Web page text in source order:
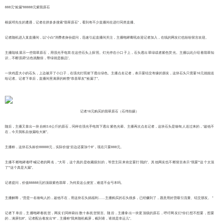
888元“捡漏”88888元紫翡原石
根据邓先生的遭遇，记者在拼多多搜索“翡翠原石”，看到有不少直播间在进行同类直播。
记者随机进入某直播间，以“小白”消费者身份提问，迅速引起直播间关注，主播咆哮嘶吼欢迎记者加入，在线的网友们也纷纷留言欢迎。
主播陆续展示一些翡翠原石，用强光手电筒在这些石头上探照。灯光停在小口子上，石头透出翠绿或者紫色荧光。主播以此介绍着翡翠知
识，不断强调“沾色就翻倍，带绿就是极品”。
一块鸡蛋大小的石头，上边被开了小口子，在强光灯照射下透出绿色。主播点名记者，表示要结交有缘的朋友，这块石头只需要16元就能送
给记者。记者下单后，直播间里满屏的称赞“恭喜翠友”“捡漏了”。
记者16元购买的翡翠原石（石伟拍摄）
随后，主播又拿出一块自称3.6公斤的原石，同样在强光手电筒下透出紫色光晕。主播再次点名记者，这块石头是缅甸人送过来的，“趁他不
在，今天我私自放漏给大家”。
主播称，这块石头标价88888元，实际价值“后边还要加个8”，现在只要888元。
主播不断咆哮着呼喊记者的网名，“大哥，这个真的是收藏级别的，等货主回来肯定要打我的”。其他网友也不断留言表示“我要”“这个太顶
了”“这个真是大漏”。
记者提问，价值88888元的顶级紫色翡翠，为何卖这么便宜，难道不会亏本吗。
主播解释，“货是一名缅甸人的，趁他不在，用这块石头搞福利……主播购买的石头很多，已经赚到了，愿意用好货吸引流量、结交朋友。 ”
记者下单后，主播咆哮着祝贺，网友们同样刷出数十条祝贺留言。随后，主播拿出一块更顶级的原石，呼吁网友们“你们想不想要，想要
的，满屏扣8”。记者配合着发出“8”，主播称“我来随机截屏，截到谁，谁就是幸运儿”。